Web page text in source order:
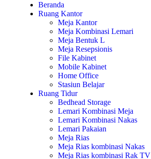
Beranda
Ruang Kantor
Meja Kantor
Meja Kombinasi Lemari
Meja Bentuk L
Meja Resepsionis
File Kabinet
Mobile Kabinet
Home Office
Stasiun Belajar
Ruang Tidur
Bedhead Storage
Lemari Kombinasi Meja
Lemari Kombinasi Nakas
Lemari Pakaian
Meja Rias
Meja Rias kombinasi Nakas
Meja Rias kombinasi Rak TV